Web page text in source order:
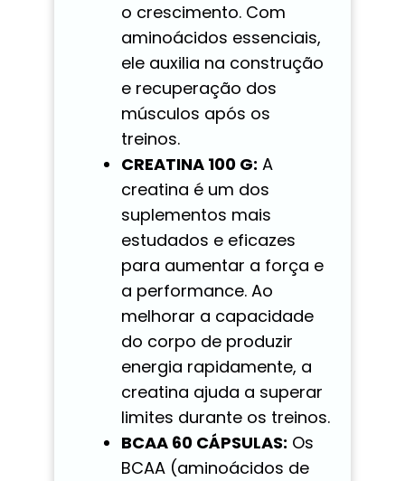
o crescimento. Com
aminoácidos essenciais,
ele auxilia na construção
e recuperação dos
músculos após os
treinos.
CREATINA 100 G: A
creatina é um dos
suplementos mais
estudados e eficazes
para aumentar a força e
a performance. Ao
melhorar a capacidade
do corpo de produzir
energia rapidamente, a
creatina ajuda a superar
limites durante os treinos.
BCAA 60 CÁPSULAS: Os
BCAA (aminoácidos de